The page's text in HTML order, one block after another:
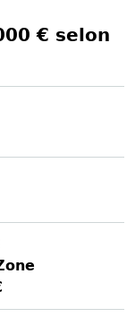
€ selon